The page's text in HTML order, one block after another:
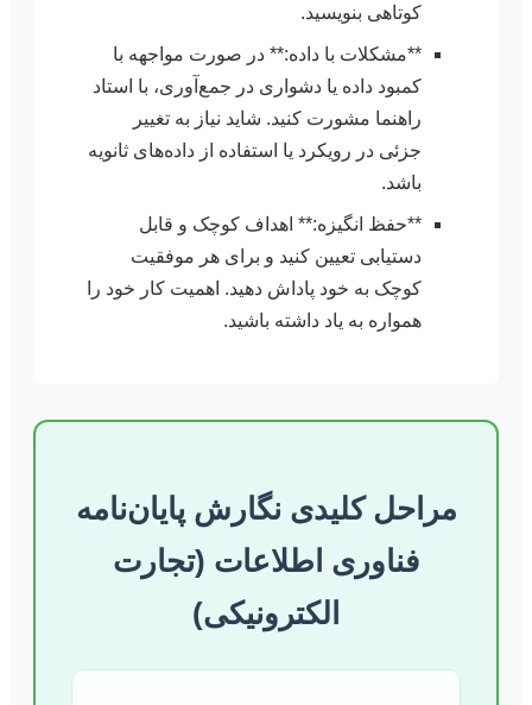
کوتاهی بنویسید.
**مشکلات با داده:** در صورت مواجهه با
کمبود داده یا دشواری در جمع‌آوری، با استاد
راهنما مشورت کنید. شاید نیاز به تغییر
جزئی در رویکرد یا استفاده از داده‌های ثانویه
باشد.
**حفظ انگیزه:** اهداف کوچک و قابل
دستیابی تعیین کنید و برای هر موفقیت
کوچک به خود پاداش دهید. اهمیت کار خود را
همواره به یاد داشته باشید.
مراحل کلیدی نگارش پایان‌نامه
فناوری اطلاعات (تجارت
الکترونیکی)